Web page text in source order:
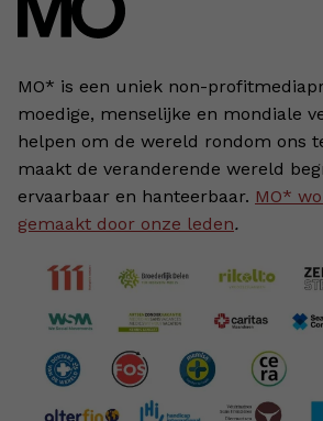
MO* is een uniek non-
moedige, menselijke en mondiale
helpen om de wereld rondom ons
maakt de veranderende wereld
ervaarbaar en hanteerbaar. MO*
gemaakt door onze leden.